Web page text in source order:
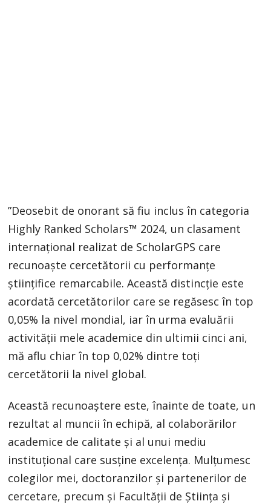
”Deosebit de onorant să fiu inclus în categoria
Highly Ranked Scholars™ 2024, un clasament
internațional realizat de ScholarGPS care
recunoaște cercetătorii cu performanțe
științifice remarcabile. Această distincție este
acordată cercetătorilor care se regăsesc în top
0,05% la nivel mondial, iar în urma evaluării
activității mele academice din ultimii cinci ani,
mă aflu chiar în top 0,02% dintre toți
cercetătorii la nivel global.
Această recunoaștere este, înainte de toate, un
rezultat al muncii în echipă, al colaborărilor
academice de calitate și al unui mediu
instituțional care susține excelența. Mulțumesc
colegilor mei, doctoranzilor și partenerilor de
cercetare, precum și Facultății de Știința și